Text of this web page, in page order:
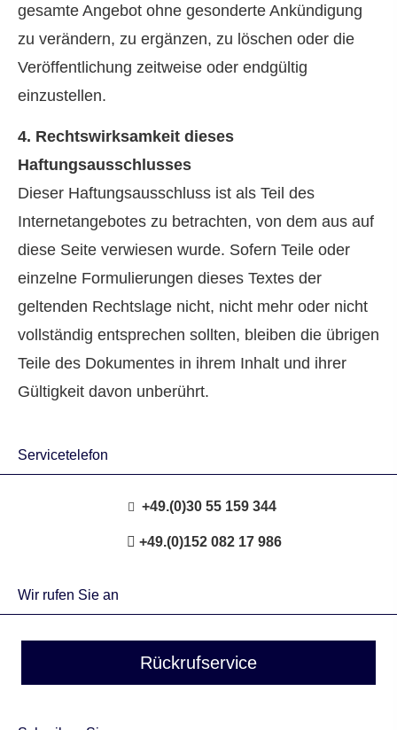
gesamte Angebot ohne gesonderte Ankündigung
zu verändern, zu ergänzen, zu löschen oder die
Veröffentlichung zeitweise oder endgültig
einzustellen.
4. Rechtswirksamkeit dieses
Haftungsausschlusses
Dieser Haftungsausschluss ist als Teil des
Internetangebotes zu betrachten, von dem aus auf
diese Seite verwiesen wurde. Sofern Teile oder
einzelne Formulierungen dieses Textes der
geltenden Rechtslage nicht, nicht mehr oder nicht
vollständig entsprechen sollten, bleiben die übrigen
Teile des Dokumentes in ihrem Inhalt und ihrer
Gültigkeit davon unberührt.
Servicetelefon
+49.(0)30 55 159 344
+49.(0)152 082 17 986
Wir rufen Sie an
Rückrufservice